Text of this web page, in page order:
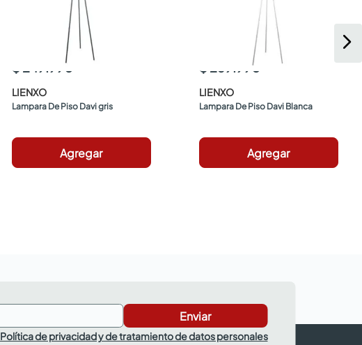
$ 249.990
LIENXO
Lampara De Piso Davi gris
Agregar
$ 269.990
LIENXO
Lampara De Piso Davi Blanca
Agregar
Enviar
Política de privacidad y de tratamiento de datos personales